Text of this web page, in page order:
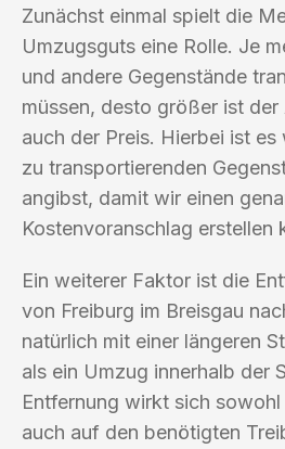
Zunächst einmal spielt die
Umzugsguts eine Rolle. Je
und andere Gegenstände
müssen, desto größer ist
auch der Preis. Hierbei ist
zu transportierenden
angibst, damit wir einen
Kostenvoranschlag erstellen
Ein weiterer Faktor ist die
von Freiburg im Breisgau
natürlich mit einer längeren
als ein Umzug innerhalb der
Entfernung wirkt sich
auch auf den benötigten